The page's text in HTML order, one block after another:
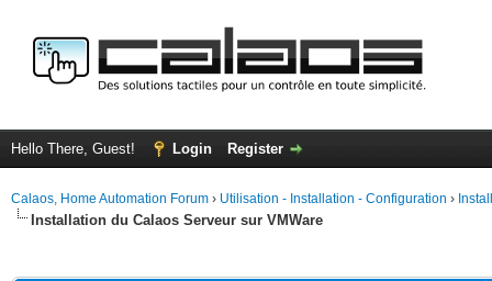
Hello There, Guest! Login Register
Calaos, Home Automation Forum › Utilisation - Installation - Configuration ›
Installation du Calaos Serveur sur VMWare